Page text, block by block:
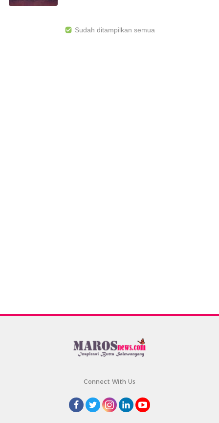
Sudah ditampilkan semua
Connect With Us